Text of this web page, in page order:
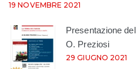
19 NOVEMBRE 2021
Presentazione
O. Preziosi
29 GIUGNO 2021